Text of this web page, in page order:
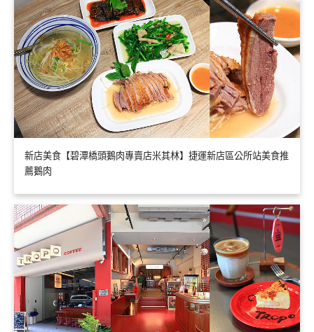
新店美食【碧潭橋頭鵝肉專賣店米其林】捷運新店區公所站美食推
薦鵝肉